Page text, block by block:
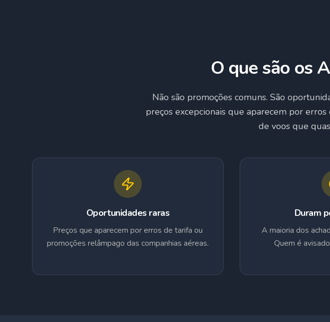
O que são os
Não são promoções comuns. São
preços excepcionais que aparecem por
de voos que
Oportunidades raras
Preços que aparecem por erros de tarifa ou
promoções relâmpago das companhias aéreas.
Duram
A maioria dos
Quem é